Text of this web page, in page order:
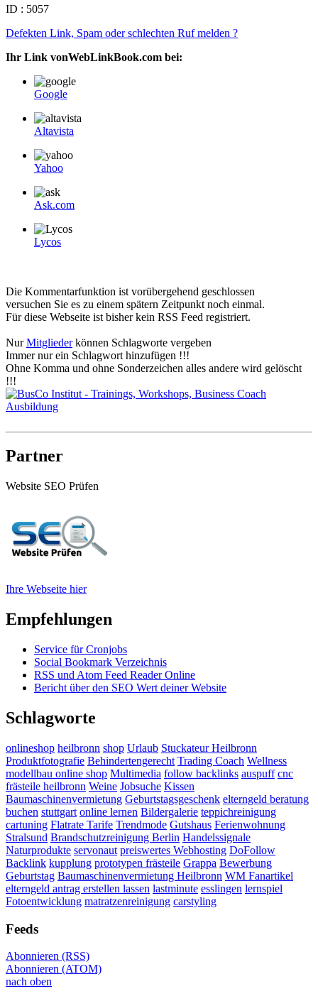
ID : 5057
Defekten Link, Spam oder schlechten Ruf melden ?
Ihr Link vonWebLinkBook.com bei:
Google
Altavista
Yahoo
Ask.com
Lycos
Die Kommentarfunktion ist vorübergehend geschlossen
versuchen Sie es zu einem spätern Zeitpunkt noch einmal.
Für diese Webseite ist bisher kein RSS Feed registriert.
NurMitgliederkönnen Schlagworte vergeben
Immer nur ein Schlagwort hinzufügen !!!
Ohne Komma und ohne Sonderzeichen alles andere wird gelöscht
!!!
Partner
Website SEO Prüfen
Ihre Webseite hier
Empfehlungen
Service für Cronjobs
Social Bookmark Verzeichnis
RSS und Atom Feed Reader Online
Bericht über den SEO Wert deiner Website
Schlagworte
onlineshop heilbronn shop Urlaub Stuckateur Heilbronn
Produktfotografie Behindertengerecht Trading Coach Wellness
modellbau online shop Multimedia follow backlinks auspuff cnc
frästeile heilbronn Weine Jobsuche Kissen
Baumaschinenvermietung Geburtstagsgeschenk elterngeld beratung
buchen stuttgart online lernen Bildergalerie teppichreinigung
cartuning Flatrate Tarife Trendmode Gutshaus Ferienwohnung
Stralsund Brandschutzreinigung Berlin Handelssignale
Naturprodukte servonaut preiswertes Webhosting DoFollow
Backlink kupplung prototypen frästeile Grappa Bewerbung
Geburtstag Baumaschinenvermietung Heilbronn WM Fanartikel
elterngeld antrag erstellen lassen lastminute esslingen lernspiel
Fotoentwicklung matratzenreinigung carstyling
Feeds
Abonnieren (RSS)
Abonnieren (ATOM)
nach oben